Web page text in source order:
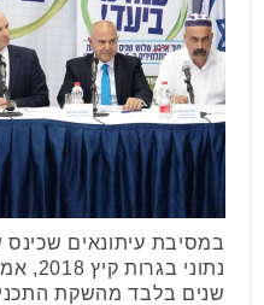
במסיבת עיתונאים
נתוני
שנים בלבד מהשקת